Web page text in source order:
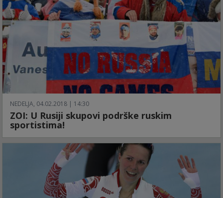
NEDELJA, 04.02.2018 | 14:30
ZOI: U Rusiji skupovi podrške ruskim
sportistima!